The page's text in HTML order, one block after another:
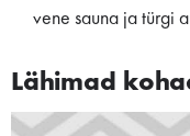
vene sauna ja türgi
Lähimad